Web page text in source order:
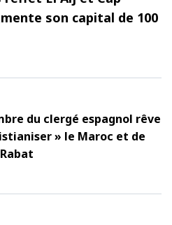
son capital de 100
du clergé espagnol rêve
» le Maroc et de